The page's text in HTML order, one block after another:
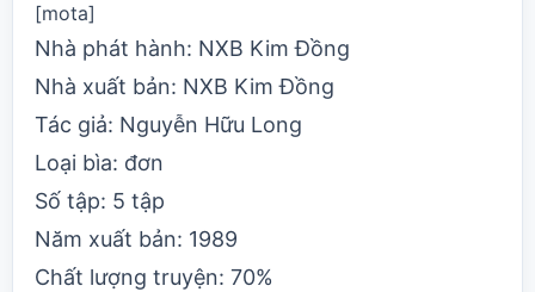
[mota]
Nhà phát hành: NXB Kim Đồng
Nhà xuất bản: NXB Kim Đồng
Tác giả: Nguyễn Hữu Long
Loại bìa: đơn
Số tập: 5 tập
Năm xuất bản: 1989
Chất lượng truyện: 70%